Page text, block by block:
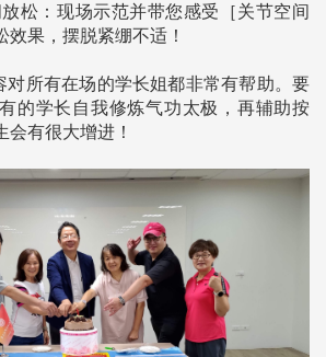
松：现场示范并带您感受［关节空间
果，摆脱紧绷不适！
所有在场的学长姐都非常有帮助。要
的学长自我修炼气功太极，再辅助按
有很大增进！